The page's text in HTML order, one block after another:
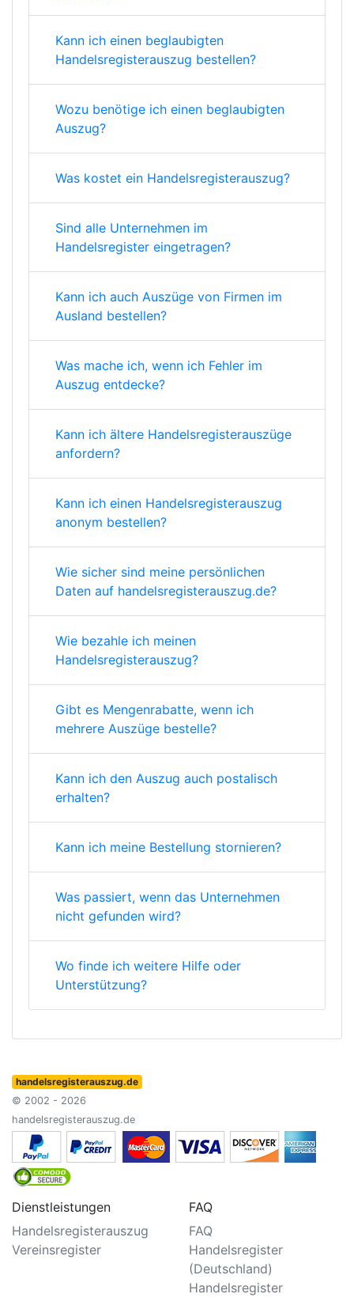
Kann ich einen beglaubigten
Handelsregisterauszug bestellen?
Wozu benötige ich einen beglaubigten
Auszug?
Was kostet ein Handelsregisterauszug?
Sind alle Unternehmen im
Handelsregister eingetragen?
Kann ich auch Auszüge von Firmen im
Ausland bestellen?
Was mache ich, wenn ich Fehler im
Auszug entdecke?
Kann ich ältere Handelsregisterauszüge
anfordern?
Kann ich einen Handelsregisterauszug
anonym bestellen?
Wie sicher sind meine persönlichen
Daten auf handelsregisterauszug.de?
Wie bezahle ich meinen
Handelsregisterauszug?
Gibt es Mengenrabatte, wenn ich
mehrere Auszüge bestelle?
Kann ich den Auszug auch postalisch
erhalten?
Kann ich meine Bestellung stornieren?
Was passiert, wenn das Unternehmen
nicht gefunden wird?
Wo finde ich weitere Hilfe oder
Unterstützung?
handelsregisterauszug.de
© 2002 - 2026
handelsregisterauszug.de
Dienstleistungen
Handelsregisterauszug
Vereinsregister
FAQ
FAQ
Handelsregister
(Deutschland)
Handelsregister